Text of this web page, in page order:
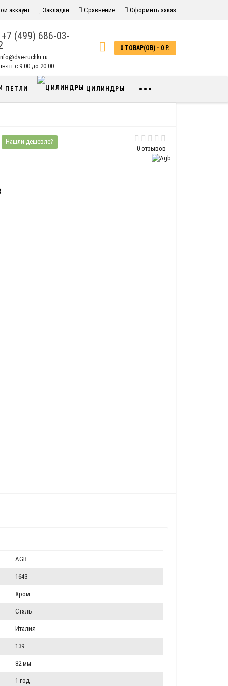
аккаунт Закладки Сравнение Оформить заказ
+7 (499) 686-03-
ruchki.ru
пт с 9:00 до 20:00
0 ТОВАР(ОВ) - 0 Р.
ПЕТЛИ ЦИЛИНДРЫ •••
0 отзывов
Нашли дешевле?
AGB
1643
Хром
Сталь
Италия
139
82 мм
1 год